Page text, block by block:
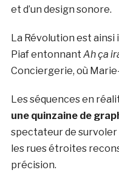
et d’un design sonore.
La Révolution est ainsi
Piaf entonnant Ah ça
Conciergerie, où
Les séquences en
une quinzaine de
spectateur de survoler
les rues étroites
précision.